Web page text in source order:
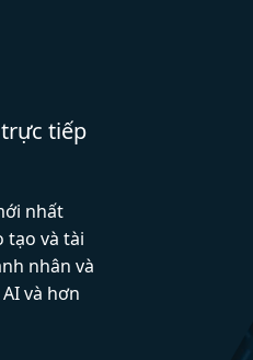
tiếp
nhất
tạo và tài
nhân và
và hơn